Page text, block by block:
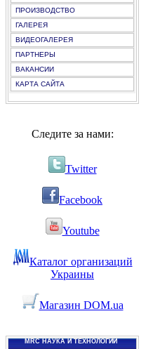
ПРОИЗВОДСТВО
ГАЛЕРЕЯ
ВИДЕОГАЛЕРЕЯ
ПАРТНЕРЫ
ВАКАНСИИ
КАРТА САЙТА
Следите за нами:
Twitter
Facebook
Youtube
Каталог организаций
Украины
Магазин DOM.ua
MRC НАУКА И ТЕХНОЛОГИИ